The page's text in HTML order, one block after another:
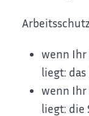
wenn Ihr
liegt:
wenn Ihr
liegt: die